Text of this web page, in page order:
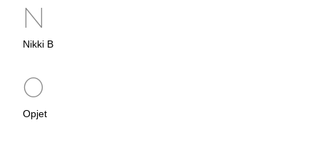
N
Nikki B
O
Opjet